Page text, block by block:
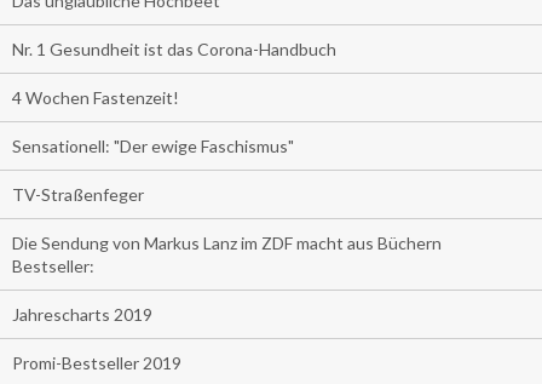
Nr. 1 Gesundheit ist das Corona-Handbuch
4 Wochen Fastenzeit!
Sensationell: "Der ewige Faschismus"
TV-Straßenfeger
Die Sendung von Markus Lanz im ZDF macht aus Büchern
Bestseller:
Jahrescharts 2019
Promi-Bestseller 2019